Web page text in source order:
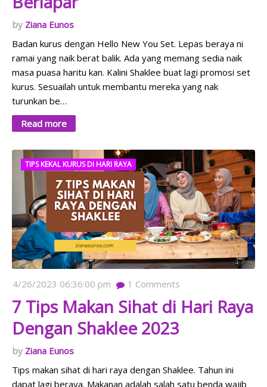
Ziana Eunos
Badan kurus dengan Hello New You Set. Lepas beraya ni
ramai yang naik berat balik. Ada yang memang sedia naik
masa puasa haritu kan. Kalini Shaklee buat lagi promosi set
kurus. Sesuailah untuk membantu mereka yang nak
turunkan be…
Read more
TIPS KEKAL KURUS DI HARI RAYA
4/26/2023 06:36:00 pm 1 Comments
7 Tips Makan Sihat di Hari Raya
Dengan Shaklee 2023
Ziana Eunos
Tips makan sihat di hari raya dengan Shaklee. Tahun ini
dapat lagi beraya. Makanan adalah salah satu benda wajib